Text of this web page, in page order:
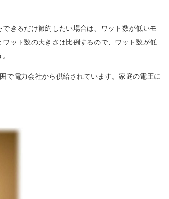
きるだけ節約したい場合は、ワット数が低いモ
ット数の大きさは比例するので、ワット数が低
で電力会社から供給されています。家庭の電圧に